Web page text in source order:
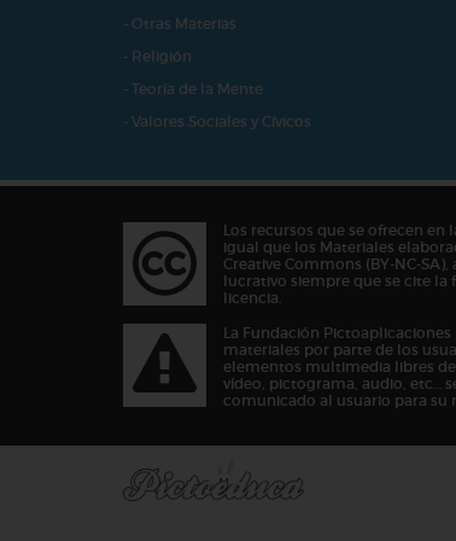
- Otras Materias
- Religión
- Teoría de la Mente
- Valores Sociales y Cívicos
Los recursos que se ofrecen en
igual que los Materiales
Creative Commons (BY-NC-
lucrativo siempre que se cite
licencia.
La Fundación
materiales por parte de los
elementos multimedia libres de
vídeo, pictograma, audio, etc…
comunicado al usuario para su